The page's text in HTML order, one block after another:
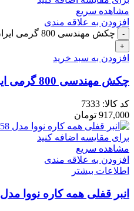
مشاهده سریع
افزودن به علاقه مندی
چکش مهندسی 800 گرمی ایران پتک مدل AB 3610 عدد
افزودن به سبد خرید
چکش مهندسی 800 گرمی ایران پتک مدل AB 3610
کد کالا: 7333
917,000 تومان
برای مقایسه اضافه کنید
مشاهده سریع
افزودن به علاقه مندی
اطلاعات بیشتر
انبر قفلی همه کاره نووا مدل NTL 2258